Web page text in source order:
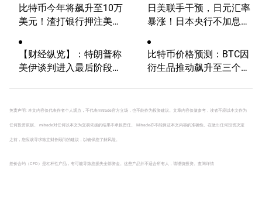
比特币今年将飙升至10万
美元！渣打银行押注美国
日美联手干预，日元汇率
暴涨！日本央行不加息，
【财经纵览】：特朗普称
美伊谈判进入最后阶段、
业绩优于预期！
比特币价格预测：BTC因
衍生品推动飙升至三个月
免责声明: 本文内容仅代表作者个人观点，不代表mitrade官方立场，也不能作为投资建议。文章内容仅做参考，读者不应以本文作为
任何投资依据。 mitrade对任何以本文为交易依据的结果不承担责任。 Mitrade亦不能保证本文内容的准确性。在做出任何投资决定
之前，您应该寻求独立财务顾问的建议，以确保您了解风险。
差价合约（CFD）是杠杆性产品，有可能导致您损失全部资金。这些产品并不适合所有人，请谨慎投资。 查阅详情